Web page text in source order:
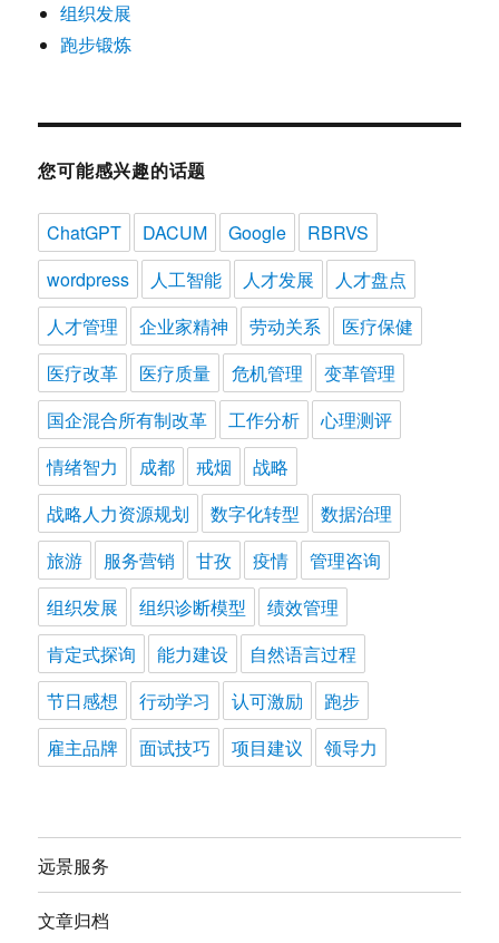
组织发展
跑步锻炼
您可能感兴趣的话题
ChatGPT DACUM Google
RBRVS
wordpress
人工智能 人才发展
人才盘点
人才管理
企业家精神 劳动关系
医疗保健
医疗改革
医疗质量 危机管理
变革管理
国企混合所有制改革
工作分析
心理测评
情绪智力
成都 戒烟
战略
战略人力资源规划
数字化转型
数据治理
旅游
服务营销 甘孜 疫情
管理咨询
组织发展
组织诊断模型
绩效管理
肯定式探询
能力建设
自然语言过程
节日感想
行动学习 认可激励
跑步
雇主品牌
面试技巧 项目建议 领导力
远景服务
文章归档